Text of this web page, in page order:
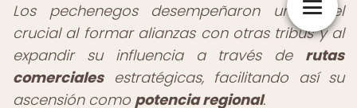
Los pechenegos desempeñaron un papel
crucial al formar alianzas con otras tribus y al
expandir su influencia a través de rutas
comercialesestratégicas, facilitando así su
ascensión como potencia regional.